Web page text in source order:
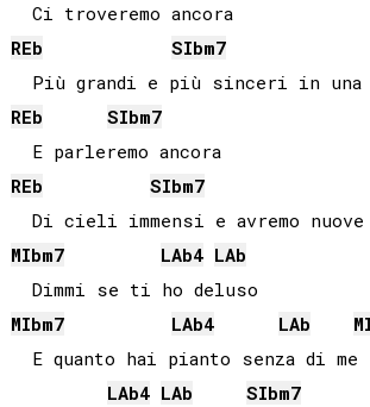
  Ci troveremo ancora
REb
SIbm7
REb
SIbm7
  E parleremo ancora
REb
SIbm7
MIbm7 LAb4 LAb
MIbm7 LAb4 LAb
  E quanto hai pianto senza di me
LAb4 LAb SIbm7